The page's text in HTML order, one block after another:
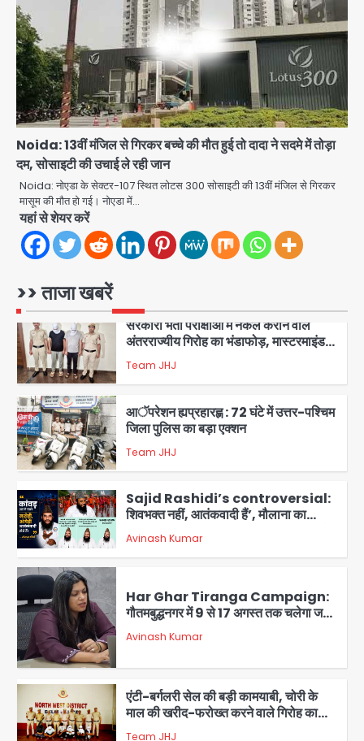
Noida: 13वीं मंजिल से गिरकर बच्चे की मौत हुई तो दादा ने सदमे में तोड़ा
दम, सोसाइटी की उचाई ले रही जान
Noida: नोएडा के सेक्टर-107 स्थित लोटस 300 सोसाइटी की 13वीं मंजिल से गिरकर
मासूम की मौत हो गई। नोएडा में…
यहां से शेयर करें
>> ताजा खबरें
4
5
Sajid Rashidi’s controversial:
शिवभक्त नहीं, आतंकवादी हैं’, मौलाना का
कांवड़ियों पर विवादित बयान, BJP विधायक ने
कराई FIR, NSA की मांग
Avinash Kumar
1
Har Ghar Tiranga Campaign:
गौतमबुद्धनगर में 9 से 17 अगस्त तक चलेगा जन-
जागरूकता महाअभियान, डीएम ने की समीक्षा
बैठक
Avinash Kumar
2
एंटी-बर्गलरी सेल की बड़ी कामयाबी, चोरी के
माल की खरीद-फरोख्त करने वाले गिरोह का
3
सरकारी भर्ती परीक्षाओं में नकल कराने वाले
अंतरराज्यीय गिरोह का भंडाफोड़, मास्टरमाइंड
समेत 7 गिरफ्तार
Team JHJ
4
आॅपरेशन ह्यप्रहारह्ण : 72 घंटे में उत्तर-पश्चिम
जिला पुलिस का बड़ा एक्शन
Team JHJ
5
Sajid Rashidi’s controversial:
शिवभक्त नहीं, आतंकवादी हैं’, मौलाना का
कांवड़ियों पर विवादित बयान, BJP विधायक ने
कराई FIR, NSA की मांग
Avinash Kumar
1
Har Ghar Tiranga Campaign:
गौतमबुद्धनगर में 9 से 17 अगस्त तक चलेगा जन-
जागरूकता महाअभियान, डीएम ने की समीक्षा
बैठक
Avinash Kumar
एंटी-बर्गलरी सेल की बड़ी कामयाबी, चोरी के
माल की खरीद-फरोख्त करने वाले गिरोह का
भंडाफोड़
Team JHJ